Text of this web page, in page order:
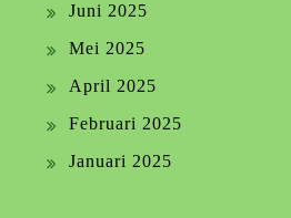
Juni 2025
Mei 2025
April 2025
Februari 2025
Januari 2025